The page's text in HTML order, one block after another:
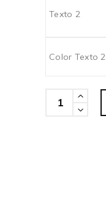
Texto 2
Color Texto 2
Cantidad